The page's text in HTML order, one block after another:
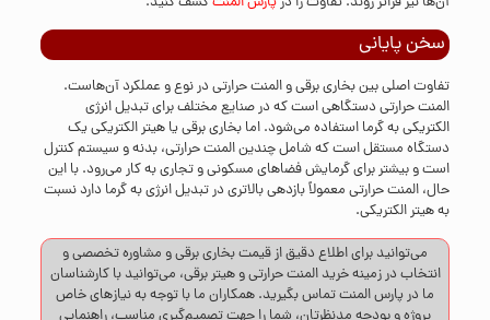
سخن پایانی
تفاوت اصلی بین بخاری برقی و المنت حرارتی در نوع و عملکرد آن‌هاست.
المنت حرارتی دستگاهی است که در صنایع مختلف برای تبدیل انرژی
الکتریکی به گرما استفاده می‌شود. اما بخاری برقی یا هیتر الکتریکی یک
دستگاه مستقل است که شامل چندین المنت حرارتی، بدنه و سیستم کنترل
است و بیشتر برای گرمایش فضاهای مسکونی و تجاری به کار می‌رود. با این
حال، المنت حرارتی معمولاً بازدهی بالاتری در تبدیل انرژی به گرما دارد نسبت
به هیتر الکتریکی.
می‌توانید برای اطلاع دقیق از قیمت بخاری برقی و مشاوره تخصصی و
انتخاب در زمینه خرید المنت حرارتی و هیتر برقی، می‌توانید با کارشناسان
ما در پارس المنتتماسبگیرید. همکاران ما با توجه به نیازهای خاص
پروژه و بودجه مدنظرتان، شما را جهت تصمیم‌گیری مناسب، راهنمایی